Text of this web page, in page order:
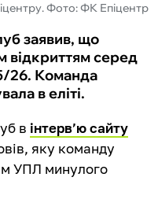
Фото: ФК Епіцентр
заявив, що
відкриттям серед
26. Команда
в еліті.
в інтерв’ю сайту
яку команду
УПЛ минулого